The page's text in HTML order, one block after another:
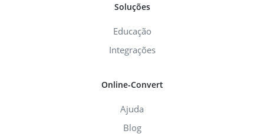
Soluções
Educação
Integrações
Online-Convert
Ajuda
Blog